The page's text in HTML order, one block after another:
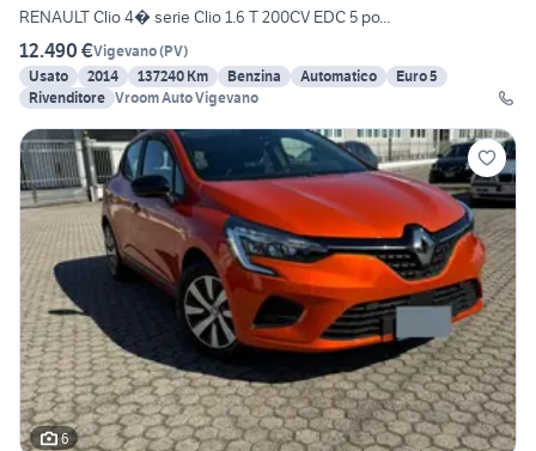
RENAULT Clio 4� serie Clio 1.6 T 200CV EDC 5 po...
12.490 €Vigevano(PV)
Usato
2014 137240 Km Benzina Automatico
Euro 5
Rivenditore Vroom Auto Vigevano
6